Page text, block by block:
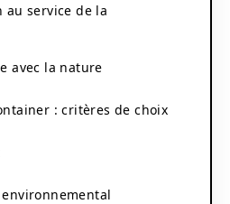
au service de la
avec la nature
: critères de choix